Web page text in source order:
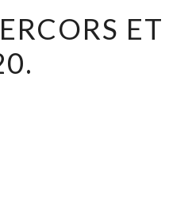
ET